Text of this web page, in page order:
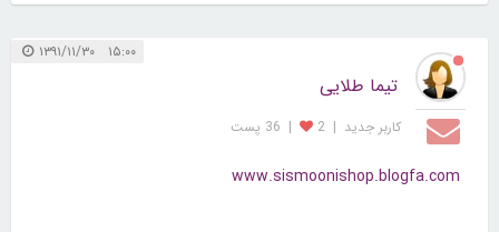
۱۵:۰۰ ۱۳۹۱/۱۱/۳۰
تیما طلایی
کاربر جديد |
2
| 36 پست
www.sismoonishop.blogfa.com